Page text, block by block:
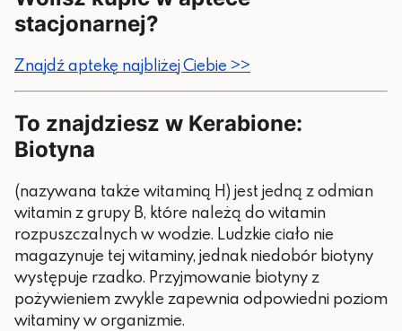
stacjonarnej?
Znajdź aptekę najbliżej Ciebie >>
To znajdziesz w Kerabione:
Biotyna
(nazywana także witaminą H) jest jedną z odmian
witamin z grupy B, które należą do witamin
rozpuszczalnych w wodzie. Ludzkie ciało nie
magazynuje tej witaminy, jednak niedobór biotyny
występuje rzadko. Przyjmowanie biotyny z
pożywieniem zwykle zapewnia odpowiedni poziom
witaminy w organizmie.